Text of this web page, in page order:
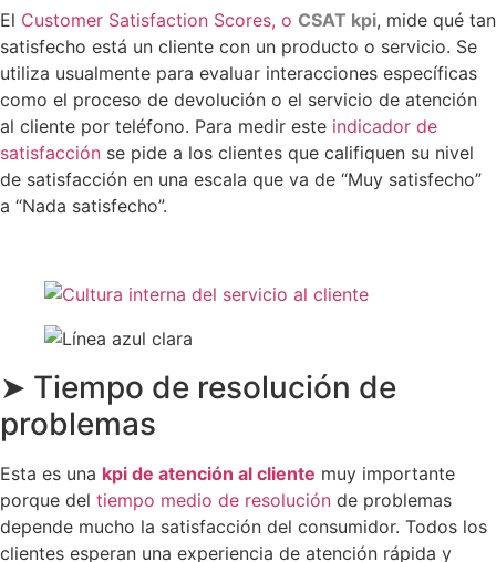
El Customer Satisfaction Scores, o CSAT kpi, mide qué tan
satisfecho está un cliente con un producto o servicio. Se
utiliza usualmente para evaluar interacciones específicas
como el proceso de devolución o el servicio de atención
al cliente por teléfono. Para medir este indicador de
satisfacción se pide a los clientes que califiquen su nivel
de satisfacción en una escala que va de “Muy satisfecho”
a “Nada satisfecho”.
➤ Tiempo de resolución de
problemas
Esta es una kpi de atención al cliente muy importante
porque del tiempo medio de resolución de problemas
depende mucho la satisfacción del consumidor. Todos los
clientes esperan una experiencia de atención rápida y